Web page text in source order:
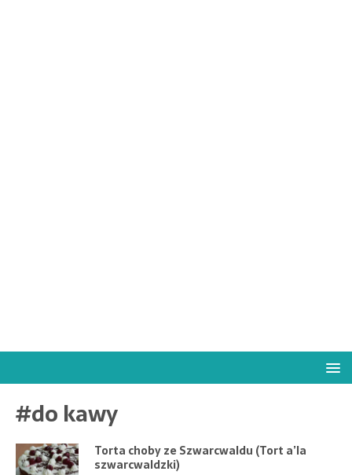
#do kawy
Torta choby ze Szwarcwaldu (Tort a’la
szwarcwaldzki)